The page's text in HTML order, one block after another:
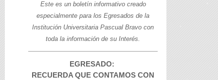
Este es un boletín informativo creado
especialmente para los Egresados de la
Institución Universitaria Pascual Bravo con
toda la información de su Interés.
EGRESADO:
RECUERDA QUE CONTAMOS CON